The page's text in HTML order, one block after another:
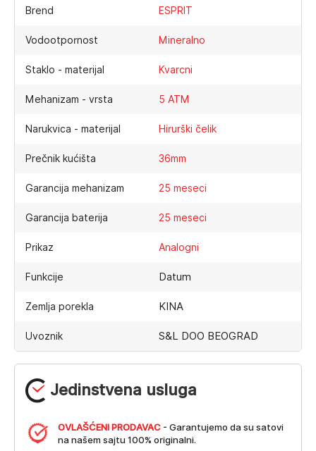
Jedinstvena usluga
OVLAŠĆENI PRODAVAC - Garantujemo da su satovi
na našem sajtu 100% originalni.
Brend ESPRIT
Vodootpornost Mineralno
Staklo - materijal Kvarcni
Mehanizam - vrsta 5 ATM
Narukvica - materijal Hirurški čelik
Prečnik kućišta 36mm
Garancija mehanizam 25 meseci
Garancija baterija 25 meseci
Prikaz Analogni
Funkcije Datum
Zemlja porekla KINA
Uvoznik S&L DOO BEOGRAD